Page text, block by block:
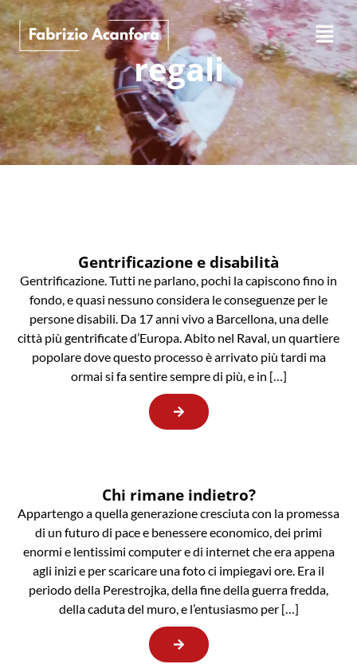
regali
Gentrificazione e disabilità
Gentrificazione. Tutti ne parlano, pochi la capiscono fino in
fondo, e quasi nessuno considera le conseguenze per le
persone disabili. Da 17 anni vivo a Barcellona, una delle
città più gentrificate d’Europa. Abito nel Raval, un quartiere
popolare dove questo processo è arrivato più tardi ma
ormai si fa sentire sempre di più, e in […]
Chi rimane indietro?
Appartengo a quella generazione cresciuta con la promessa
di un futuro di pace e benessere economico, dei primi
enormi e lentissimi computer e di internet che era appena
agli inizi e per scaricare una foto ci impiegavi ore. Era il
periodo della Perestrojka, della fine della guerra fredda,
della caduta del muro, e l’entusiasmo per […]